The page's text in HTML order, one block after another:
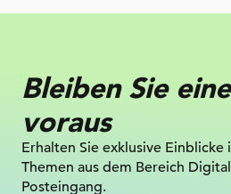
Bleiben Sie
voraus
Erhalten Sie exklusive Einblicke
Themen aus dem Bereich Digital
Posteingang.